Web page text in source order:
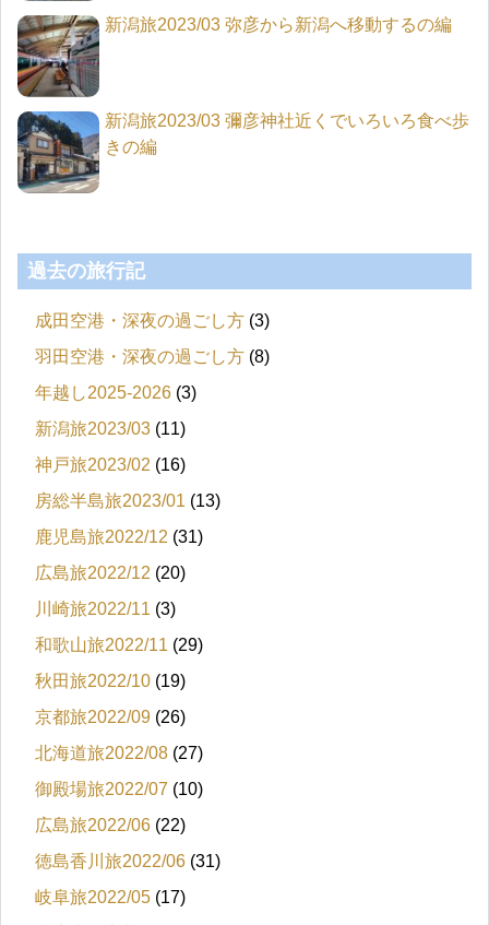
新潟旅2023/03 弥彦から新潟へ移動するの編
新潟旅2023/03 彌彦神社近くでいろいろ食べ歩
きの編
過去の旅行記
成田空港・深夜の過ごし方 (3)
羽田空港・深夜の過ごし方 (8)
年越し2025-2026 (3)
新潟旅2023/03 (11)
神戸旅2023/02 (16)
房総半島旅2023/01 (13)
鹿児島旅2022/12 (31)
広島旅2022/12 (20)
川崎旅2022/11 (3)
和歌山旅2022/11 (29)
秋田旅2022/10 (19)
京都旅2022/09 (26)
北海道旅2022/08 (27)
御殿場旅2022/07 (10)
広島旅2022/06 (22)
徳島香川旅2022/06 (31)
岐阜旅2022/05 (17)